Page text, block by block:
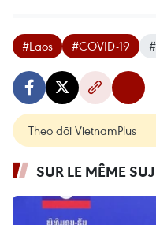
#Laos #COVID-19
Theo dõi VietnamPlus
SUR LE MÊME